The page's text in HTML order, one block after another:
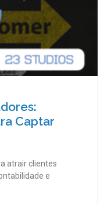
Captar
atrair clientes
e